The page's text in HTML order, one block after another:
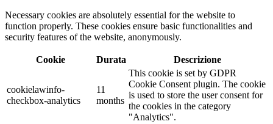
Necessary cookies are absolutely essential for the website to
function properly. These cookies ensure basic functionalities and
security features of the website, anonymously.
Cookie Durata Descrizione
cookielawinfo-
checkbox-analytics
11
months
This cookie is set by GDPR
Cookie Consent plugin. The cookie
is used to store the user consent for
the cookies in the category
"Analytics".